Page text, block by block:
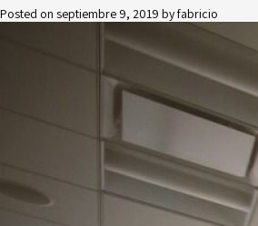
Posted on septiembre 9, 2019 byfabricio